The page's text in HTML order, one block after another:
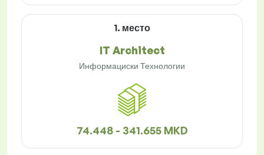
1. место
IT Architect
Информациски Технологии
74.448 - 341.655 MKD